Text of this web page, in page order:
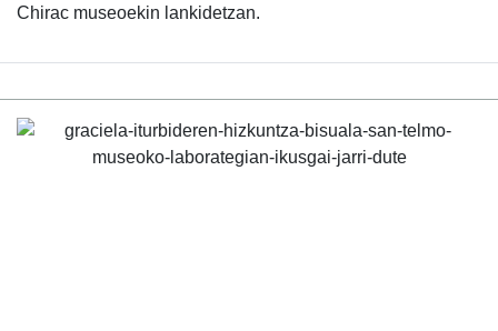
Chirac museoekin lankidetzan.